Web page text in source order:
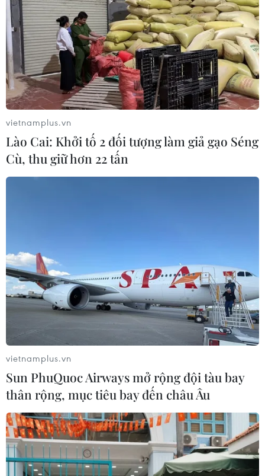
vietnamplus.vn
Lào Cai: Khởi tố 2 đối tượng làm giả gạo Séng
Cù, thu giữ hơn 22 tấn
vietnamplus.vn
Sun PhuQuoc Airways mở rộng đội tàu bay
thân rộng, mục tiêu bay đến châu Âu